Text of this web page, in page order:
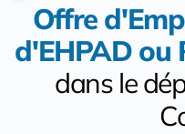
Offre
d'EHPAD ou
dans le